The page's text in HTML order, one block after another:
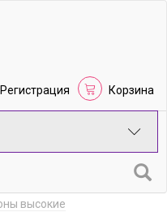
Регистрация Корзина
высокие